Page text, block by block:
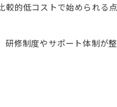
的低コストで始められる点
修制度やサポート体制が